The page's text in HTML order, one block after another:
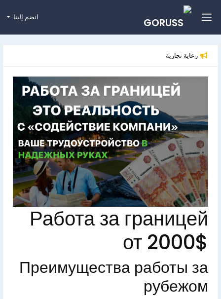
انضم إلينا
رعاية تجارية
Работа за границей
от 2000$
Преимущества работы за
рубежом